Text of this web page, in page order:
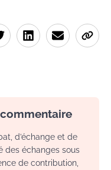
commentaire
d’échange et de
des échanges sous
de contribution,